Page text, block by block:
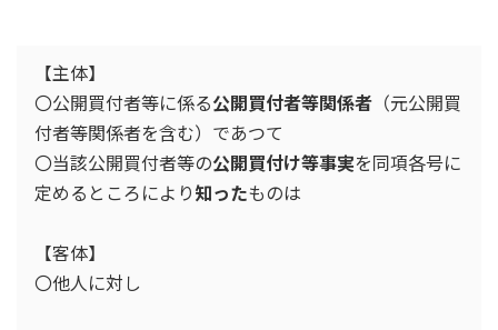
【主体】
〇公開買付者等に係る公開買付者等関係者 （元公開買
付者等関係者を含む）であつて
〇当該公開買付者等の公開買付け等事実を同項各号に
定めるところにより知ったものは
【客体】
〇他人に対し